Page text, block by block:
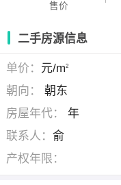
售价
二手房源信息
单价： 元/m2
朝向：
朝东
房屋年代：
年
联系人：俞
产权年限：